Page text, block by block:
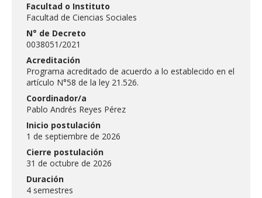
Facultad o Instituto
Facultad de Ciencias Sociales
N° de Decreto
0038051/2021
Acreditación
Programa acreditado de acuerdo a lo establecido en el
artículo N°58 de la ley 21.526.
Coordinador/a
Pablo Andrés Reyes Pérez
Inicio postulación
1 de septiembre de 2026
Cierre postulación
31 de octubre de 2026
Duración
4 semestres